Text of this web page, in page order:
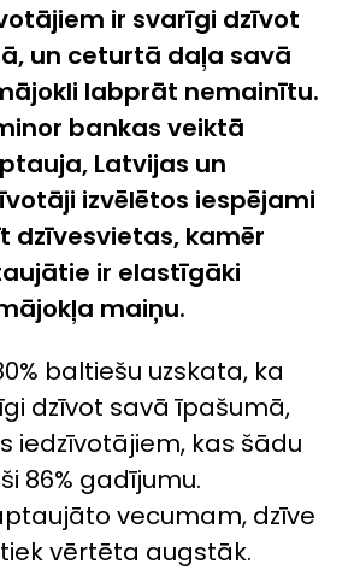
ir svarīgi dzīvot
un ceturtā daļa savā
labprāt nemainītu.
bankas veiktā
Latvijas un
izvēlētos iespējami
dzīvesvietas, kamēr
ir elastīgāki
maiņu.
baltiešu uzskata, ka
dzīvot savā īpašumā,
iedzīvotājiem, kas šādu
86% gadījumu.
vecumam, dzīve
vērtēta augstāk.